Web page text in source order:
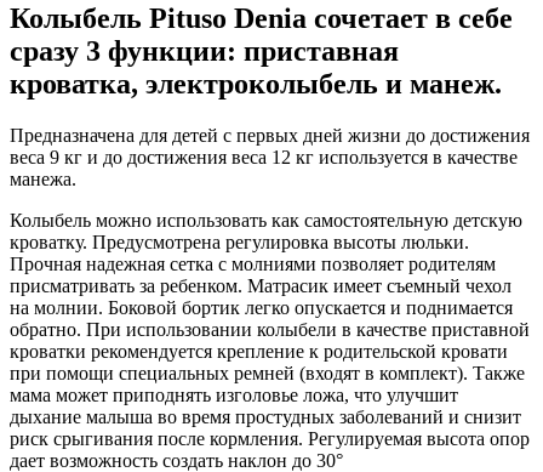
Колыбель Pituso Denia сочетает в себе
сразу 3 функции: приставная
кроватка, электроколыбель и манеж.
Предназначена для детей с первых дней жизни до достижения
веса 9 кг и до достижения веса 12 кг используется в качестве
манежа.
Колыбель можно использовать как самостоятельную детскую
кроватку. Предусмотрена регулировка высоты люльки.
Прочная надежная сетка с молниями позволяет родителям
присматривать за ребенком. Матрасик имеет съемный чехол
на молнии. Боковой бортик легко опускается и поднимается
обратно. При использовании колыбели в качестве приставной
кроватки рекомендуется крепление к родительской кровати
при помощи специальных ремней (входят в комплект). Также
мама может приподнять изголовье ложа, что улучшит
дыхание малыша во время простудных заболеваний и снизит
риск срыгивания после кормления. Регулируемая высота опор
дает возможность создать наклон до 30°